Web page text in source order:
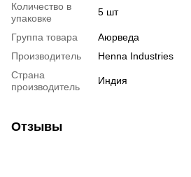
Количество в
упаковке
5 шт
Группа товара
Аюрведа
Производитель
Henna Industries
Страна
производитель
Индия
Отзывы